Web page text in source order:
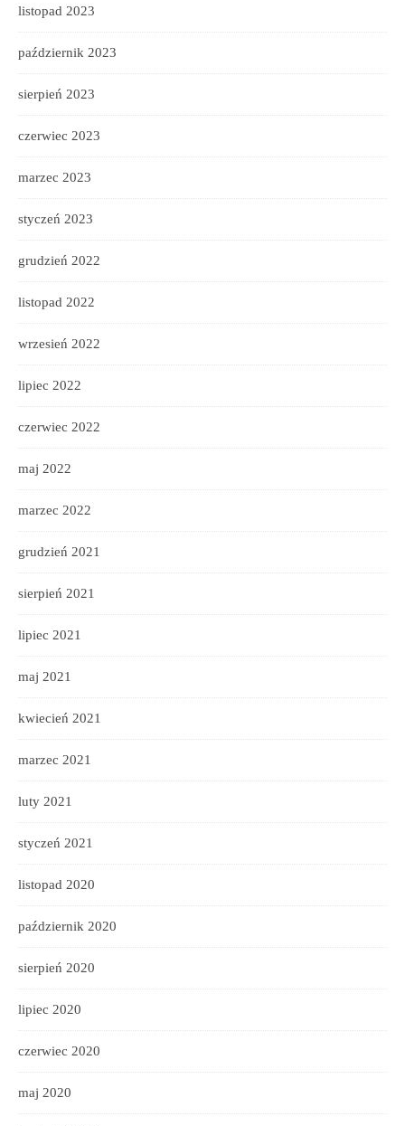
listopad 2023
październik 2023
sierpień 2023
czerwiec 2023
marzec 2023
styczeń 2023
grudzień 2022
listopad 2022
wrzesień 2022
lipiec 2022
czerwiec 2022
maj 2022
marzec 2022
grudzień 2021
sierpień 2021
lipiec 2021
maj 2021
kwiecień 2021
marzec 2021
luty 2021
styczeń 2021
listopad 2020
październik 2020
sierpień 2020
lipiec 2020
czerwiec 2020
maj 2020